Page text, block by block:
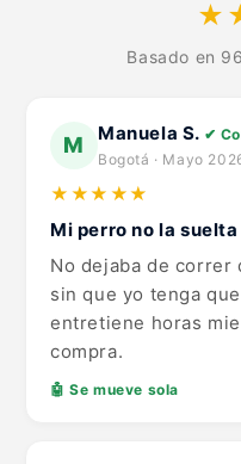
Basado en
M Manuela S. ✔
Bogotá · Mayo
★★★★★
Mi perro no la suelta
No dejaba de
sin que yo tenga
entretiene horas
compra.
🤖 Se mueve sola